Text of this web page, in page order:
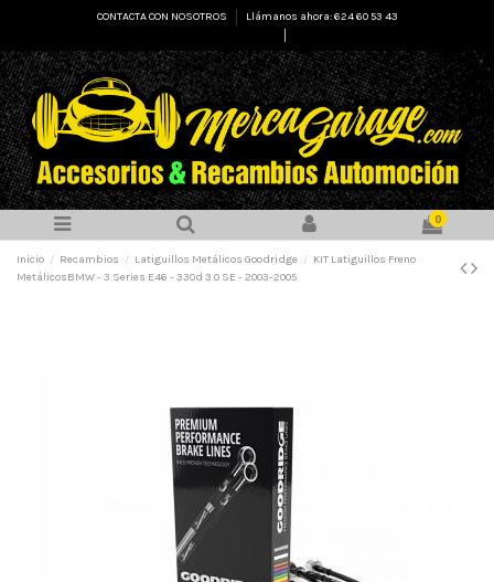
CONTACTA CON NOSOTROS
Llámanos ahora: 624 60 53 43
0
Inicio Recambios Latiguillos Metálicos Goodridge
KIT Latiguillos Freno
MetálicosBMW - 3 Series E46 - 330d 3.0 SE - 2003-2005